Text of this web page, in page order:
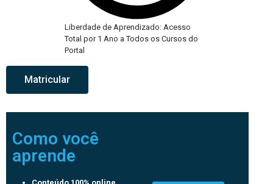
Liberdade de Aprendizado: Acesso
Total por 1 Ano a Todos os Cursos do
Portal
Matricular
Como você
aprende